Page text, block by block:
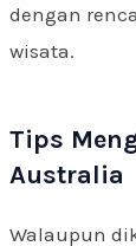
dengan
wisata.
Tips
Australia
Walaupun